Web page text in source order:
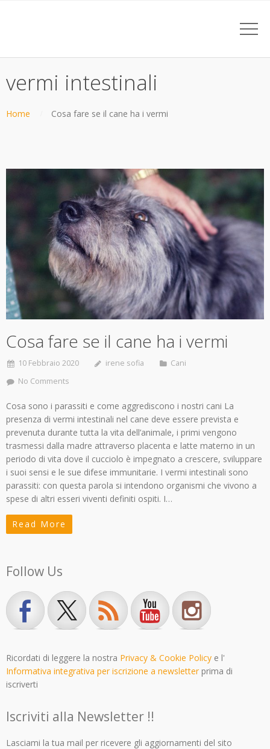
vermi intestinali
Home Cosa fare se il cane ha i vermi
Cosa fare se il cane ha i vermi
10 Febbraio 2020 irene sofia
Cani
No Comments
Cosa sono i parassiti e come aggrediscono i nostri cani La
presenza di vermi intestinali nel cane deve essere prevista e
prevenuta durante tutta la vita dell’animale, i primi vengono
trasmessi dalla madre attraverso placenta e latte materno in un
periodo di vita dove il cucciolo è impegnato a crescere, sviluppare
i suoi sensi e le sue difese immunitarie. I vermi intestinali sono
parassiti: con questa parola si intendono organismi che vivono a
spese di altri esseri viventi definiti ospiti. I…
Read More
Follow Us
Ricordati di leggere la nostra Privacy & Cookie Policy e l'
Informativa integrativa per iscrizione a newsletterprima di
iscriverti
Iscriviti alla Newsletter !!
Lasciami la tua mail per ricevere gli aggiornamenti del sito